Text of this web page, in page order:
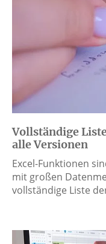
Vollständige
alle Versionen
Excel-Funktionen
mit großen
vollständige Liste